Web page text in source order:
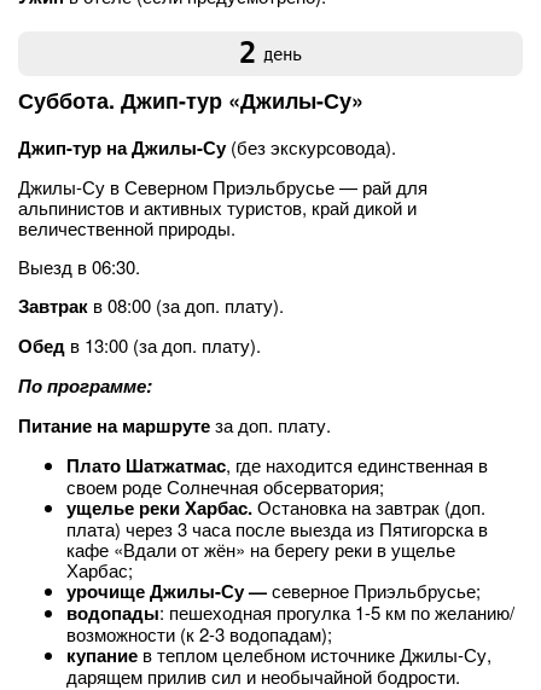
2 день
Суббота. Джип-тур «Джилы-Су»
Джип-тур на Джилы-Су(без экскурсовода).
Джилы-Су в Северном Приэльбрусье — рай для
альпинистов и активных туристов, край дикой и
величественной природы.
Выезд в 06:30.
Завтрак в 08:00 (за доп. плату).
Обед в 13:00 (за доп. плату).
По программе:
Питание на маршрутеза доп. плату.
Плато Шатжатмас, где находится единственная в
своем роде Солнечная обсерватория;
ущелье реки Харбас.Остановка на завтрак (доп.
плата) через 3 часа после выезда из Пятигорска в
кафе «Вдали от жён» на берегу реки в ущелье
Харбас;
урочище Джилы-Су —северное Приэльбрусье;
водопады: пешеходная прогулка 1-5 км по желанию/
возможности (к 2-3 водопадам);
купание в теплом целебном источнике Джилы-Су,
дарящем прилив сил и необычайной бодрости.